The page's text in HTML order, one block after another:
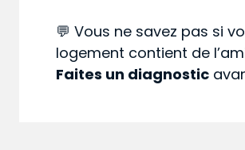
💬 Vous ne savez pas si
logement contient de
Faites un diagnostic